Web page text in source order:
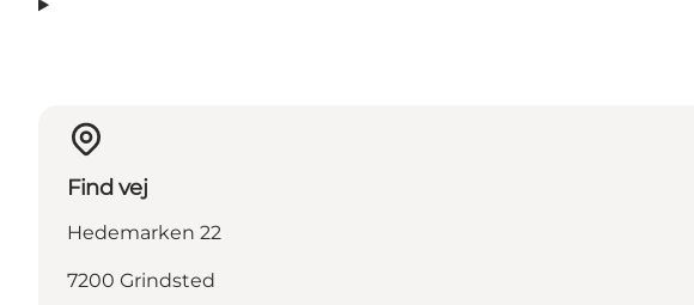
Find vej
Hedemarken 22
7200 Grindsted